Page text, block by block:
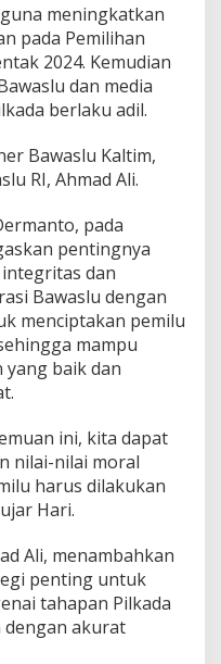
meningkatkan
pada Pemilihan
2024. Kemudian
dan media
berlaku adil.
Bawaslu Kaltim,
RI, Ahmad Ali.
pada
pentingnya
dan
Bawaslu dengan
menciptakan pemilu
mampu
baik dan
ini, kita dapat
nilai-nilai moral
harus dilakukan
Hari.
Ali, menambahkan
penting untuk
tahapan Pilkada
dengan akurat